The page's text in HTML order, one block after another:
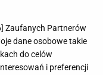
] Zaufanych Partnerów
dane osobowe takie
do celów
i preferencji